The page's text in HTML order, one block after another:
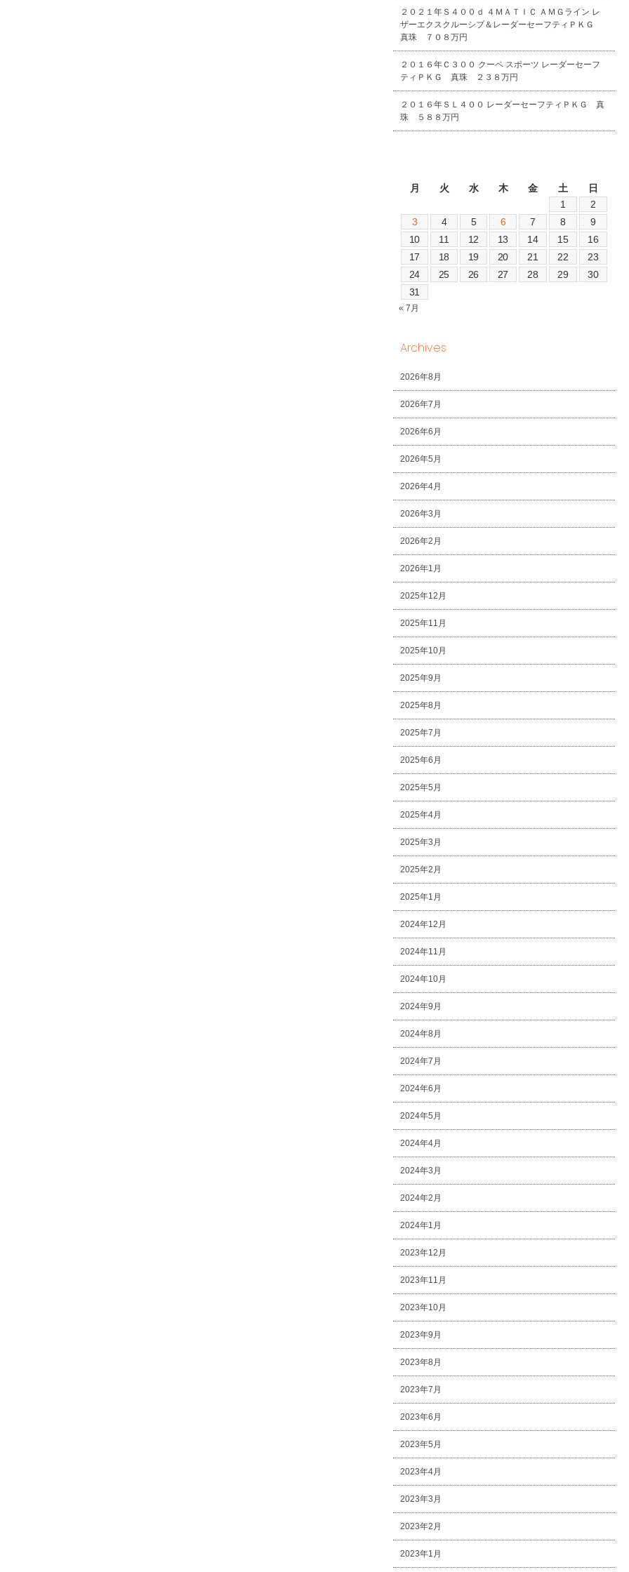
２０２１年Ｓ４００ｄ ４ＭＡＴＩＣ ＡＭＧライン レ
ザーエクスクルーシブ＆レーダーセーフティＰＫＧ
真珠 ７０８万円
２０１６年Ｃ３００ クーペ スポーツ レーダーセーフ
ティＰＫＧ 真珠 ２３８万円
２０１６年ＳＬ４００ レーダーセーフティＰＫＧ 真
珠 ５８８万円
月
火 水 木 金 土
日
1
2
3
4 5 6 7 8
9
10
11 12 13 14 15
16
17
18 19 20 21 22
23
24
25 26 27 28 29
30
31
« 7月
Archives
2026年8月
2026年7月
2026年6月
2026年5月
2026年4月
2026年3月
2026年2月
2026年1月
2025年12月
2025年11月
2025年10月
2025年9月
2025年8月
2025年7月
2025年6月
2025年5月
2025年4月
2025年3月
2025年2月
2025年1月
2024年12月
2024年11月
2024年10月
2024年9月
2024年8月
2024年7月
2024年6月
2024年5月
2024年4月
2024年3月
2024年2月
2024年1月
2023年12月
2023年11月
2023年10月
2023年9月
2023年8月
2023年7月
2023年6月
2023年5月
2023年4月
2023年3月
2023年2月
2023年1月